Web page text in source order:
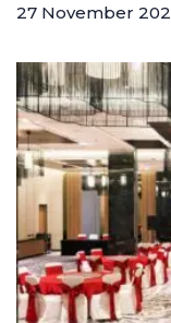
27 November